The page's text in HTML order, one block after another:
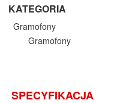
KATEGORIA
Gramofony
Gramofony
SPECYFIKACJA